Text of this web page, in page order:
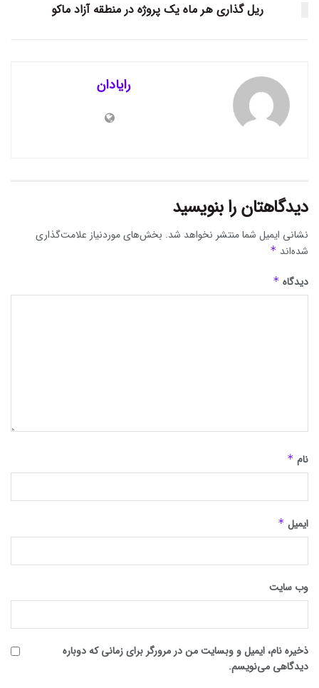
ریل گذاری هر ماه یک پروژه در منطقه آزاد ماکو
رایادان
دیدگاهتان را بنویسید
نشانی ایمیل شما منتشر نخواهد شد. بخش‌های موردنیاز علامت‌گذاری
شده‌اند *
دیدگاه *
نام *
ایمیل *
وب‌ سایت
ذخیره نام، ایمیل و وبسایت من در مرورگر برای زمانی که دوباره
دیدگاهی می‌نویسم.